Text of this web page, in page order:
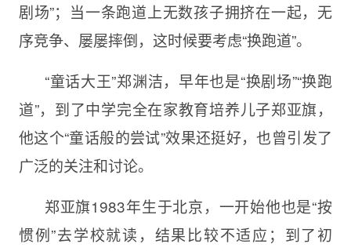
剧场”；当一条跑道上无数孩子拥挤在一起，无
序竞争、屡屡摔倒，这时候要考虑“换跑道”。
“童话大王”郑渊洁，早年也是“换剧场”“换跑
道”，到了中学完全在家教育培养儿子郑亚旗，
他这个“童话般的尝试”效果还挺好，也曾引发了
广泛的关注和讨论。
郑亚旗1983年生于北京，一开始他也是“按
惯例”去学校就读，结果比较不适应；到了初